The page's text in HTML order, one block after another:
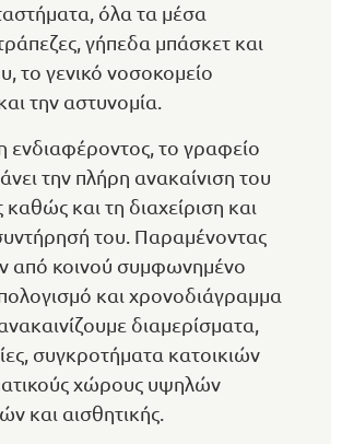
όλα τα μέσα
γήπεδα μπάσκετ και
το γενικό νοσοκομείο
την αστυνομία.
ενδιαφέροντος, το γραφείο
την πλήρη ανακαίνιση του
και τη διαχείριση και
του. Παραμένοντας
από κοινού συμφωνημένο
και χρονοδιάγραμμα
διαμερίσματα,
συγκροτήματα κατοικιών
χώρους υψηλών
και αισθητικής.